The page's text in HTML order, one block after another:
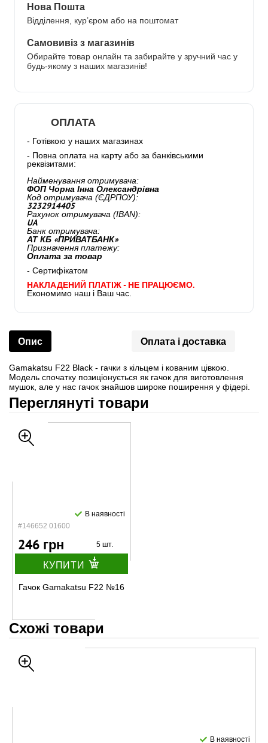
Нова Пошта
Відділення, кур’єром або на поштомат
Самовивіз з магазинів
Обирайте товар онлайн та забирайте у зручний час у
будь-якому з наших магазинів!
ОПЛАТА
- Готівкою у наших магазинах
- Повна оплата на карту або за банківськими
реквізитами:
Найменування отримувача:
ФОП Чорна Інна Олександрівна
Код отримувача (ЄДРПОУ):
3232914405
Рахунок отримувача (IBAN):
UA
Банк отримувача:
АТ КБ «ПРИВАТБАНК»
Призначення платежу:
Оплата за товар
- Сертифікатом
НАКЛАДЕНИЙ ПЛАТІЖ - НЕ ПРАЦЮЄМО.
Економимо наш і Ваш час.
Опис Оплата і доставка
Gamakatsu F22 Black - гачки з кільцем і кованим цівкою.
Модель спочатку позиціонується як гачок для виготовлення
мушок, але у нас гачок знайшов широке поширення у фідері.
Переглянуті товари
#146652 01600
В наявності
246 грн 5 шт.
КУПИТИ
Гачок Gamakatsu F22 №16
Схожі товари
В наявності